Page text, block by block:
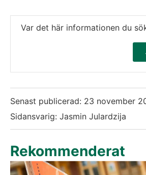
Var det här informationen du
Senast publicerad: 23 november
Sidansvarig: Jasmin Julardzija
Rekommenderat